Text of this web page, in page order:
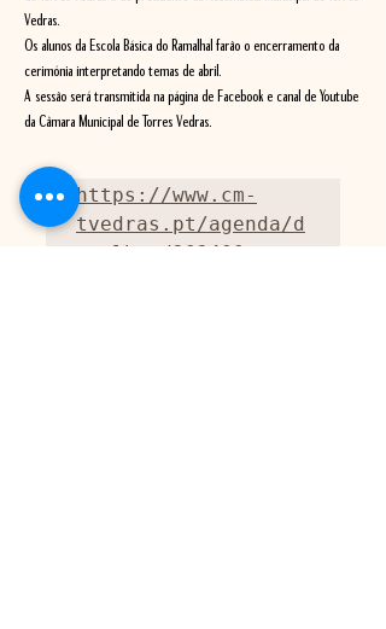
Vedras.
Os alunos da Escola Básica do Ramalhal farão o encerramento da
cerimónia interpretando temas de abril.
A sessão será transmitida na página de Facebook e canal de Youtube
da Câmara Municipal de Torres Vedras.
https://www.cm-
tvedras.pt/agenda/d
etalhes/202400